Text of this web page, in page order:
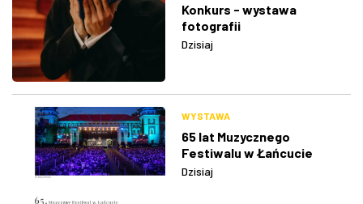
Konkurs - wystawa
fotografii
Dzisiaj
WYSTAWA
65 lat Muzycznego
Festiwalu w Łańcucie
Dzisiaj